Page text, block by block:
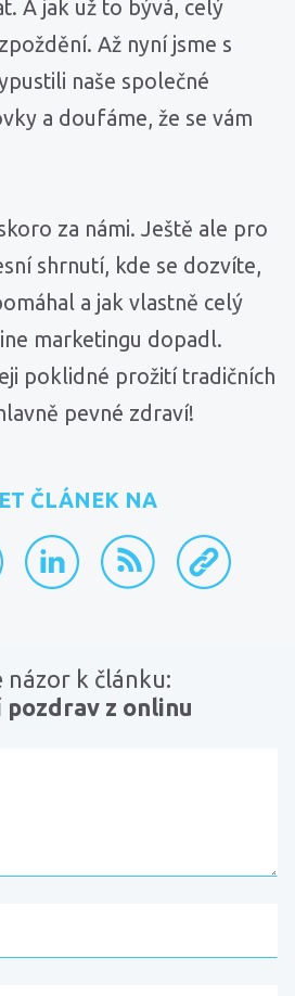
A jak už to bývá, celý
Až nyní jsme s
naše společné
a doufáme, že se vám
za námi. Ještě ale pro
shrnutí, kde se dozvíte,
a jak vlastně celý
marketingu dopadl.
poklidné prožití tradičních
pevné zdraví!
ČLÁNEK NA
Facebooku
sdílet na LinkedInu
RSS kanálzkopírovat
názor k článku:
pozdrav z onlinu